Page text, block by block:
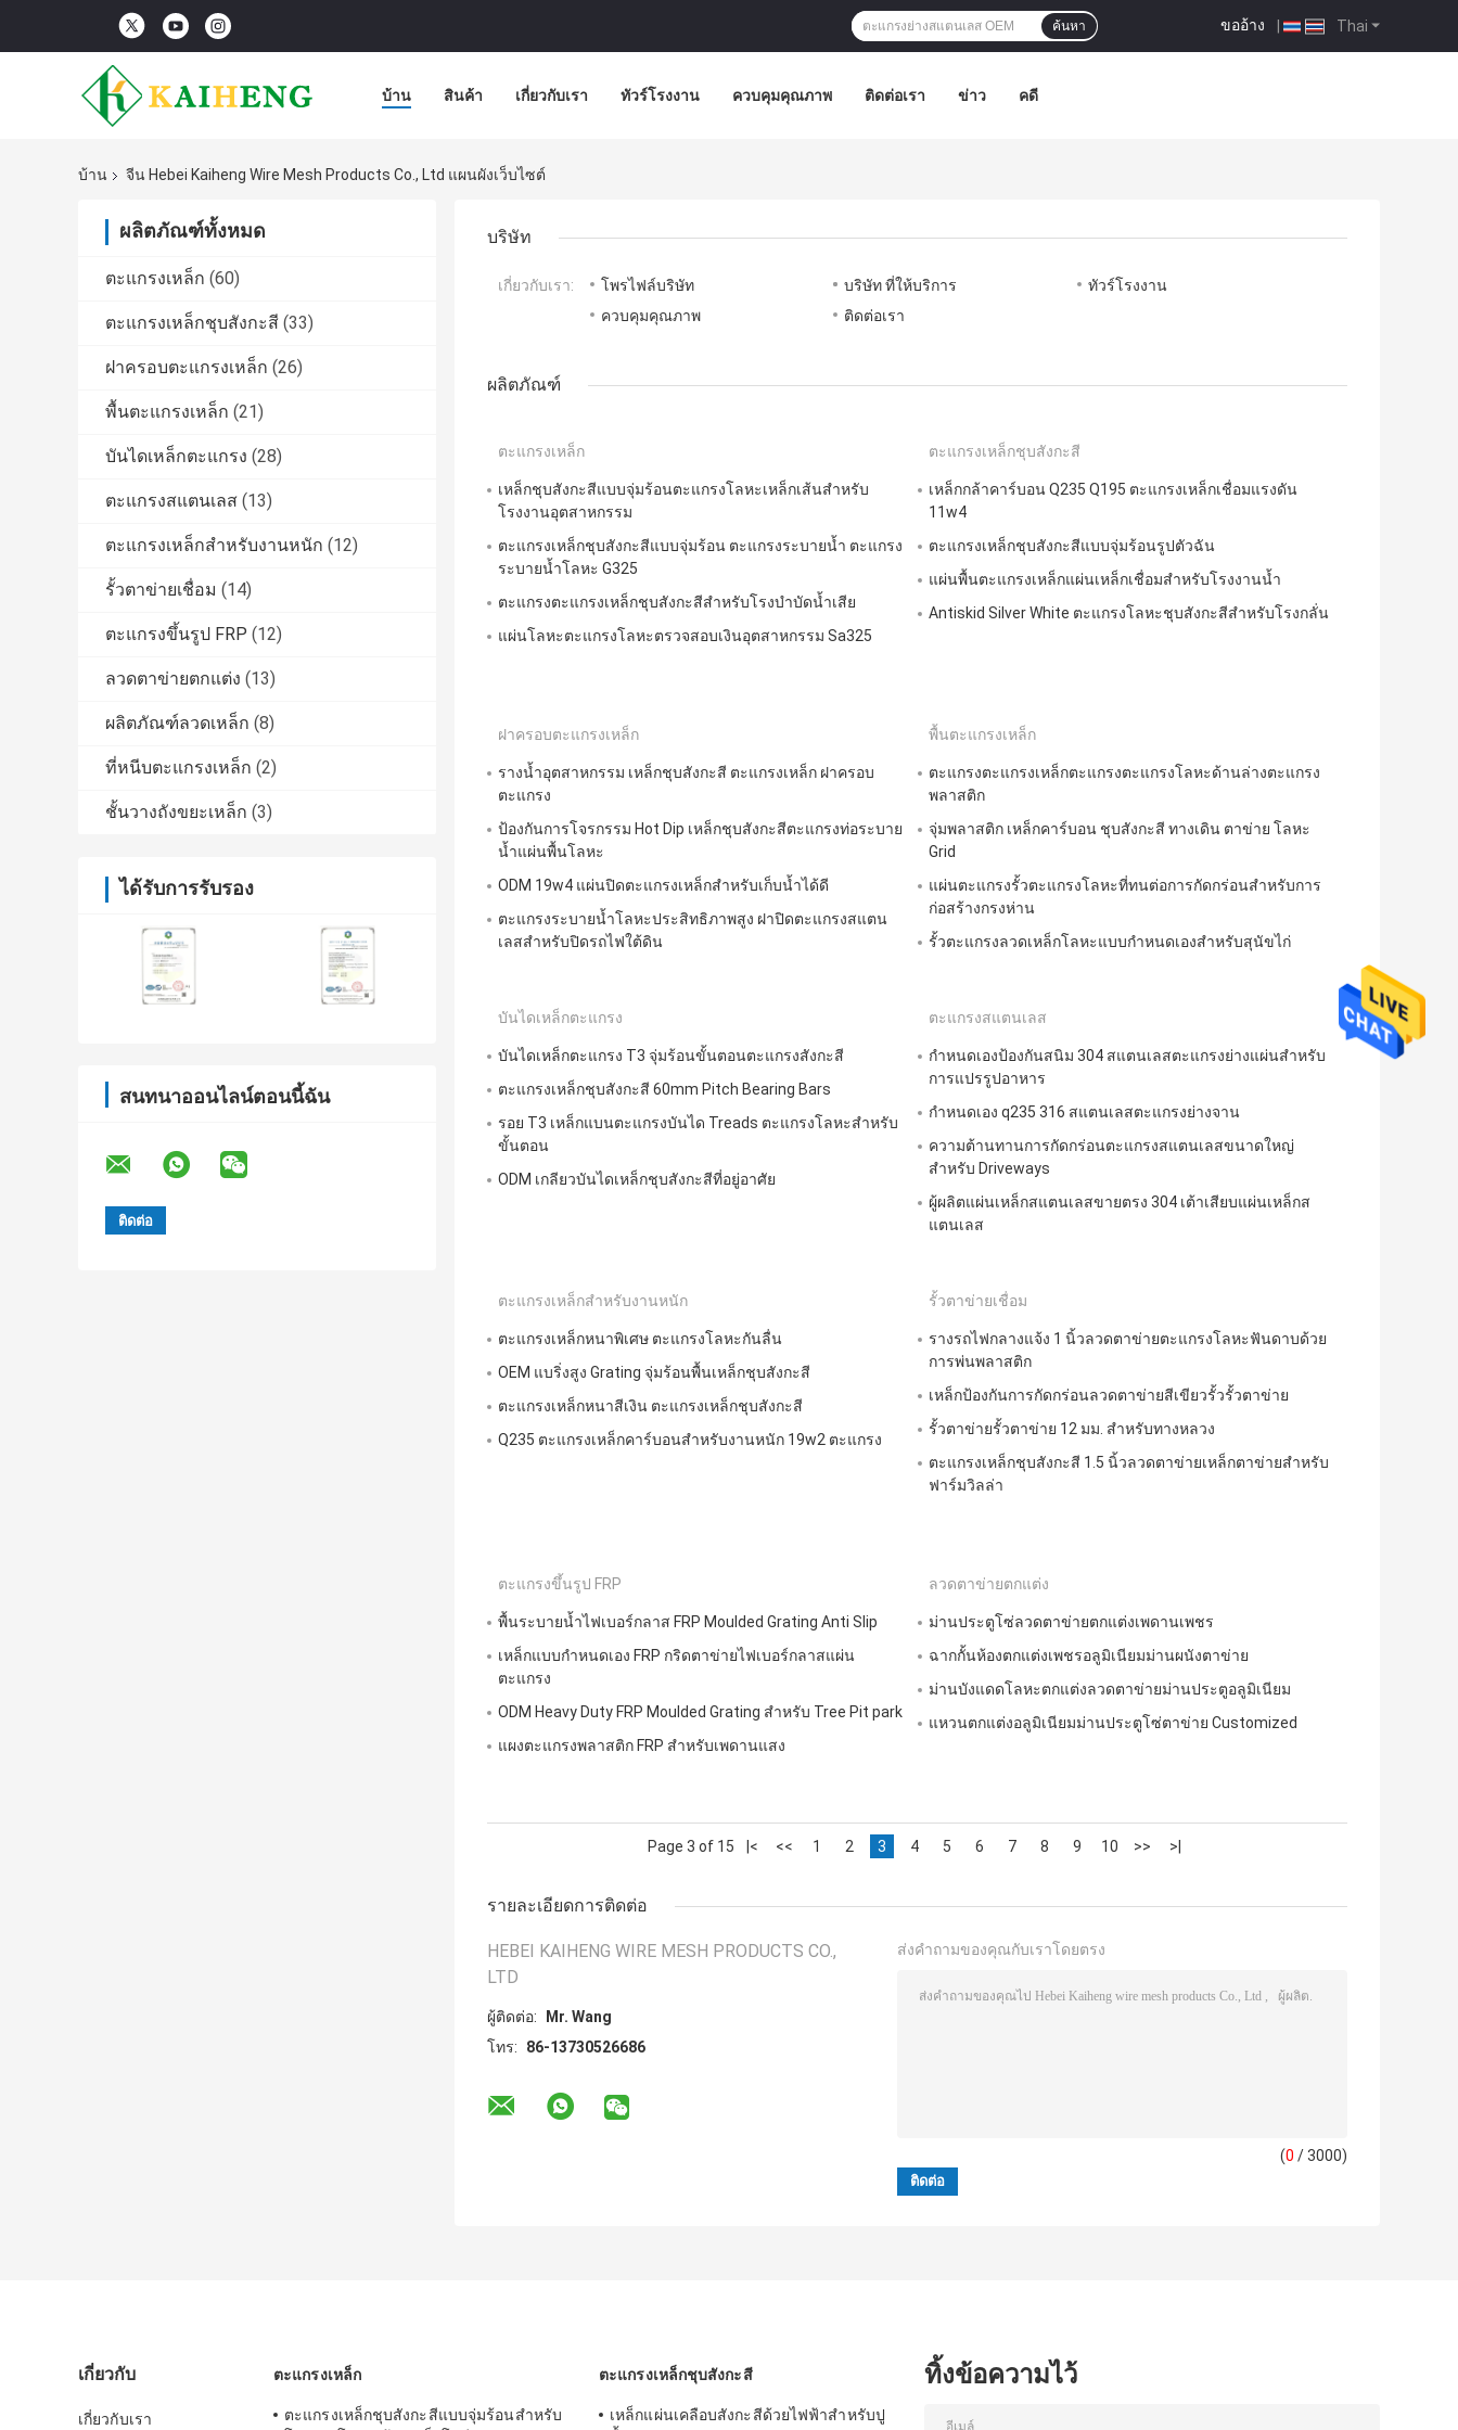
Thai
ขออ้าง |
ค้นหา
บ้าน สินค้า เกี่ยวกับเรา ทัวร์โรงงาน ควบคุมคุณภาพ ติดต่อเรา ข่าว คดี
บ้าน จีน Hebei Kaiheng Wire Mesh Products Co., Ltd แผนผังเว็บไซต์
ผลิตภัณฑ์ทั้งหมด
ตะแกรงเหล็ก (60)
ตะแกรงเหล็กชุบสังกะสี (33)
ฝาครอบตะแกรงเหล็ก (26)
พื้นตะแกรงเหล็ก (21)
บันไดเหล็กตะแกรง (28)
ตะแกรงสแตนเลส (13)
ตะแกรงเหล็กสำหรับงานหนัก (12)
รั้วตาข่ายเชื่อม (14)
ตะแกรงขึ้นรูป FRP (12)
ลวดตาข่ายตกแต่ง (13)
ผลิตภัณฑ์ลวดเหล็ก (8)
ที่หนีบตะแกรงเหล็ก (2)
ชั้นวางถังขยะเหล็ก (3)
ได้รับการรับรอง
สนทนาออนไลน์ตอนนี้ฉัน
บริษัท
เกี่ยวกับเรา: โพรไฟล์บริษัท บริษัท ที่ให้บริการ
ทัวร์โรงงาน
ควบคุมคุณภาพ
ติดต่อเรา
ผลิตภัณฑ์
ตะแกรงเหล็ก
เหล็กชุบสังกะสีแบบจุ่มร้อนตะแกรงโลหะเหล็กเส้นสำหรับ
โรงงานอุตสาหกรรม
ตะแกรงเหล็กชุบสังกะสีแบบจุ่มร้อน ตะแกรงระบายน้ำ ตะแกรง
ระบายน้ำโลหะ G325
ตะแกรงตะแกรงเหล็กชุบสังกะสีสำหรับโรงบำบัดน้ำเสีย
แผ่นโลหะตะแกรงโลหะตรวจสอบเงินอุตสาหกรรม Sa325
ตะแกรงเหล็กชุบสังกะสี
เหล็กกล้าคาร์บอน Q235 Q195 ตะแกรงเหล็กเชื่อมแรงดัน
11w4
ตะแกรงเหล็กชุบสังกะสีแบบจุ่มร้อนรูปตัวฉัน
แผ่นพื้นตะแกรงเหล็กแผ่นเหล็กเชื่อมสำหรับโรงงานน้ำ
Antiskid Silver White ตะแกรงโลหะชุบสังกะสีสำหรับโรงกลั่น
ฝาครอบตะแกรงเหล็ก
รางน้ำอุตสาหกรรม เหล็กชุบสังกะสี ตะแกรงเหล็ก ฝาครอบ
ตะแกรง
ป้องกันการโจรกรรม Hot Dip เหล็กชุบสังกะสีตะแกรงท่อระบาย
น้ำแผ่นพื้นโลหะ
ODM 19w4 แผ่นปิดตะแกรงเหล็กสำหรับเก็บน้ำได้ดี
ตะแกรงระบายน้ำโลหะประสิทธิภาพสูง ฝาปิดตะแกรงสแตน
เลสสำหรับปิดรถไฟใต้ดิน
พื้นตะแกรงเหล็ก
ตะแกรงตะแกรงเหล็กตะแกรงตะแกรงโลหะด้านล่างตะแกรง
พลาสติก
จุ่มพลาสติก เหล็กคาร์บอน ชุบสังกะสี ทางเดิน ตาข่าย โลหะ
Grid
แผ่นตะแกรงรั้วตะแกรงโลหะที่ทนต่อการกัดกร่อนสำหรับการ
ก่อสร้างกรงห่าน
รั้วตะแกรงลวดเหล็กโลหะแบบกำหนดเองสำหรับสุนัขไก่
บันไดเหล็กตะแกรง
บันไดเหล็กตะแกรง T3 จุ่มร้อนขั้นตอนตะแกรงสังกะสี
ตะแกรงเหล็กชุบสังกะสี 60mm Pitch Bearing Bars
รอย T3 เหล็กแบนตะแกรงบันได Treads ตะแกรงโลหะสำหรับ
ขั้นตอน
ODM เกลียวบันไดเหล็กชุบสังกะสีที่อยู่อาศัย
ตะแกรงสแตนเลส
กำหนดเองป้องกันสนิม 304 สแตนเลสตะแกรงย่างแผ่นสำหรับ
การแปรรูปอาหาร
กำหนดเอง q235 316 สแตนเลสตะแกรงย่างจาน
ความต้านทานการกัดกร่อนตะแกรงสแตนเลสขนาดใหญ่
สำหรับ Driveways
ผู้ผลิตแผ่นเหล็กสแตนเลสขายตรง 304 เต้าเสียบแผ่นเหล็กส
แตนเลส
ตะแกรงเหล็กสำหรับงานหนัก
ตะแกรงเหล็กหนาพิเศษ ตะแกรงโลหะกันลื่น
OEM แบริ่งสูง Grating จุ่มร้อนพื้นเหล็กชุบสังกะสี
ตะแกรงเหล็กหนาสีเงิน ตะแกรงเหล็กชุบสังกะสี
Q235 ตะแกรงเหล็กคาร์บอนสำหรับงานหนัก 19w2 ตะแกรง
รั้วตาข่ายเชื่อม
รางรถไฟกลางแจ้ง 1 นิ้วลวดตาข่ายตะแกรงโลหะฟันดาบด้วย
การพ่นพลาสติก
เหล็กป้องกันการกัดกร่อนลวดตาข่ายสีเขียวรั้วรั้วตาข่าย
รั้วตาข่ายรั้วตาข่าย 12 มม. สำหรับทางหลวง
ตะแกรงเหล็กชุบสังกะสี 1.5 นิ้วลวดตาข่ายเหล็กตาข่ายสำหรับ
ฟาร์มวิลล่า
ตะแกรงขึ้นรูป FRP
พื้นระบายน้ำไฟเบอร์กลาส FRP Moulded Grating Anti Slip
เหล็กแบบกำหนดเอง FRP กริดตาข่ายไฟเบอร์กลาสแผ่น
ตะแกรง
ODM Heavy Duty FRP Moulded Grating สำหรับ Tree Pit park
แผงตะแกรงพลาสติก FRP สำหรับเพดานแสง
ลวดตาข่ายตกแต่ง
ม่านประตูโซ่ลวดตาข่ายตกแต่งเพดานเพชร
ฉากกั้นห้องตกแต่งเพชรอลูมิเนียมม่านผนังตาข่าย
ม่านบังแดดโลหะตกแต่งลวดตาข่ายม่านประตูอลูมิเนียม
แหวนตกแต่งอลูมิเนียมม่านประตูโซ่ตาข่าย Customized
Page 3 of 15 |< << 1 2 3 4 5 6 7 8 9 10 >> >|
รายละเอียดการติดต่อ
HEBEI KAIHENG WIRE MESH PRODUCTS CO.,
LTD
ผู้ติดต่อ:
Mr. Wang
โทร:
86-13730526686
ส่งคำถามของคุณกับเราโดยตรง
(0 / 3000)
เกี่ยวกับ
เกี่ยวกับเรา
ตะแกรงเหล็ก
ตะแกรงเหล็กชุบสังกะสีแบบจุ่มร้อนสำหรับ
ตะแกรงเหล็กชุบสังกะสี
เหล็กแผ่นเคลือบสังกะสีด้วยไฟฟ้าสำหรับปู
ทิ้งข้อความไว้